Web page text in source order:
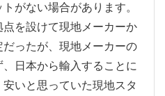
がない場合があります。
を設けて現地メーカーか
ったが、現地メーカーの
日本から輸入することに
いと思っていた現地スタ